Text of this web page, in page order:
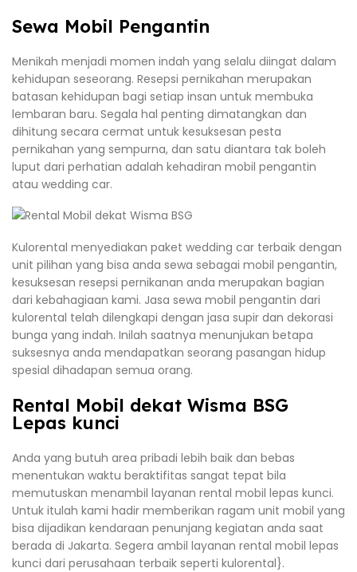
Sewa Mobil Pengantin
Menikah menjadi momen indah yang selalu diingat dalam
kehidupan seseorang. Resepsi pernikahan merupakan
batasan kehidupan bagi setiap insan untuk membuka
lembaran baru. Segala hal penting dimatangkan dan
dihitung secara cermat untuk kesuksesan pesta
pernikahan yang sempurna, dan satu diantara tak boleh
luput dari perhatian adalah kehadiran mobil pengantin
atau wedding car.
Kulorental menyediakan paket wedding car terbaik dengan
unit pilihan yang bisa anda sewa sebagai mobil pengantin,
kesuksesan resepsi pernikanan anda merupakan bagian
dari kebahagiaan kami. Jasa sewa mobil pengantin dari
kulorental telah dilengkapi dengan jasa supir dan dekorasi
bunga yang indah. Inilah saatnya menunjukan betapa
suksesnya anda mendapatkan seorang pasangan hidup
spesial dihadapan semua orang.
Rental Mobil dekat Wisma BSG
Lepas kunci
Anda yang butuh area pribadi lebih baik dan bebas
menentukan waktu beraktifitas sangat tepat bila
memutuskan menambil layanan rental mobil lepas kunci.
Untuk itulah kami hadir memberikan ragam unit mobil yang
bisa dijadikan kendaraan penunjang kegiatan anda saat
berada di Jakarta. Segera ambil layanan rental mobil lepas
kunci dari perusahaan terbaik seperti kulorental}.